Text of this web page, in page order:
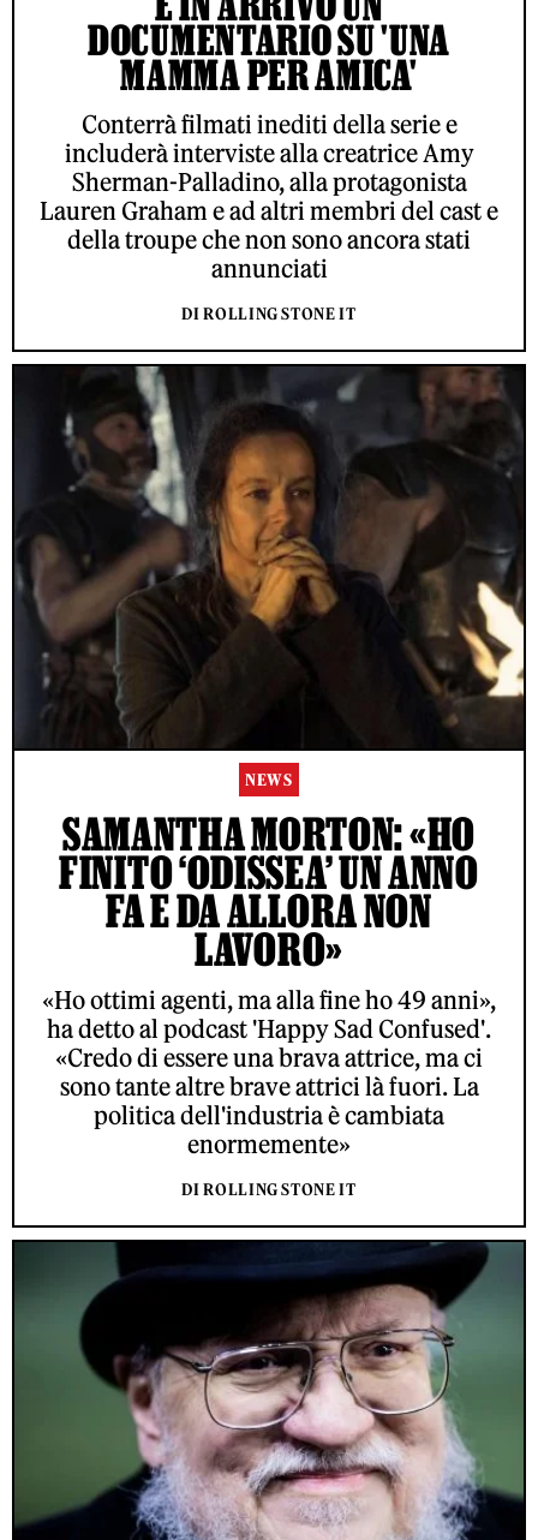
DOCUMENTARIO SU 'UNA
MAMMA PER AMICA'
Conterrà filmati inediti della serie e
includerà interviste alla creatrice Amy
Sherman-Palladino, alla protagonista
Lauren Graham e ad altri membri del cast e
della troupe che non sono ancora stati
annunciati
DI ROLLING STONE IT
NEWS
SAMANTHA MORTON: «HO
FINITO ‘ODISSEA’ UN ANNO
FA E DA ALLORA NON
LAVORO»
«Ho ottimi agenti, ma alla fine ho 49 anni»,
ha detto al podcast 'Happy Sad Confused'.
«Credo di essere una brava attrice, ma ci
sono tante altre brave attrici là fuori. La
politica dell'industria è cambiata
enormemente»
DI ROLLING STONE IT